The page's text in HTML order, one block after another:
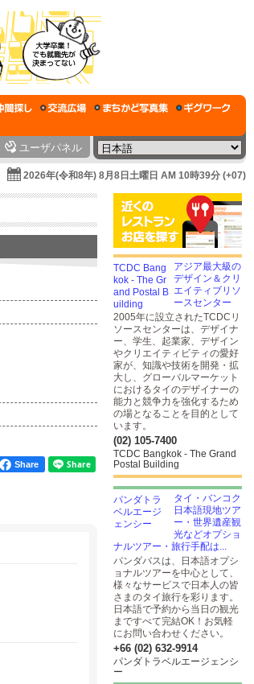
ユーザパネル
2026年(令和8年) 8月8日土曜日 AM 10時39分 (+07)
Share
アジア最大級の
デザイン＆クリ
エイティブリソ
ースセンター
2005年に設立されたTCDCリ
ソースセンターは、デザイナ
ー、学生、起業家、デザイン
やクリエイティビティの愛好
家が、知識や技術を開発・拡
大し、グローバルマーケット
におけるタイのデザイナーの
能力と競争力を強化するため
の場となることを目的として
います。
(02) 105-7400
TCDC Bangkok - The Grand
Postal Building
タイ・バンコク
日本語現地ツア
ー・世界遺産観
光などオプショ
ナルツアー・旅行手配は...
パンダバスは、日本語オプシ
ョナルツアーを中心として、
様々なサービスで日本人の皆
さまのタイ旅行を彩ります。
日本語で予約から当日の観光
まですべて完結OK！お気軽
にお問い合わせください。
+66 (02) 632-9914
パンダトラベルエージェンシ
ー